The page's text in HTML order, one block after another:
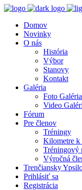
Domov
Novinky
O nás
História
Výbor
Stanovy
Kontakt
Galéria
Foto Galéria
Video
Fórum
Pre členov
Tréningy
Kilometre k
Tréningový
Výročná
Trenčiansky
Prihlásiť sa
Registrácia